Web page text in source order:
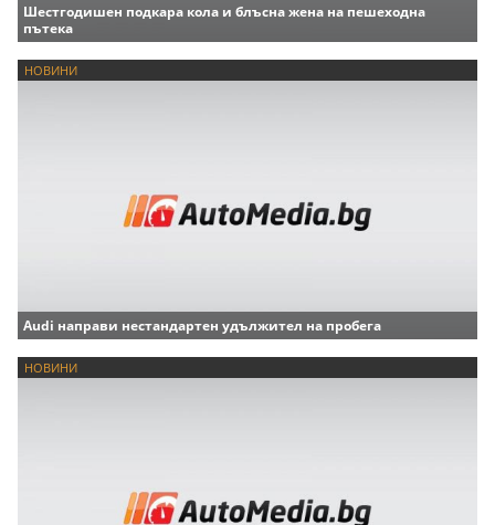
Шестгодишен подкара кола и блъсна жена на пешеходна
пътека
НОВИНИ
Audi направи нестандартен удължител на пробега
НОВИНИ